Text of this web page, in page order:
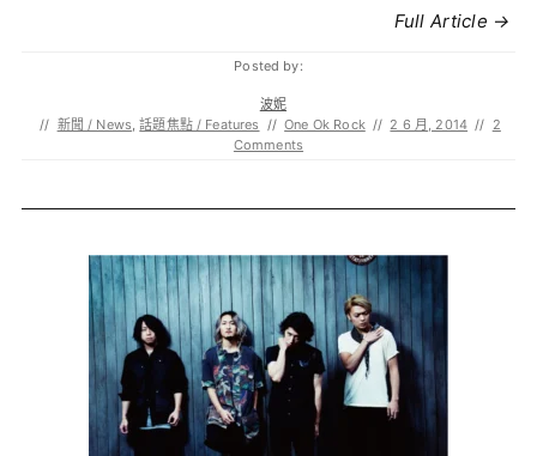
Full Article →
Posted by:
波妮
// 新聞 / News,話題焦點 / Features // One Ok Rock // 2 6 月, 2014 // 2
Comments